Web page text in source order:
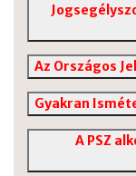
Az Országos
Gyakran
A PSZ